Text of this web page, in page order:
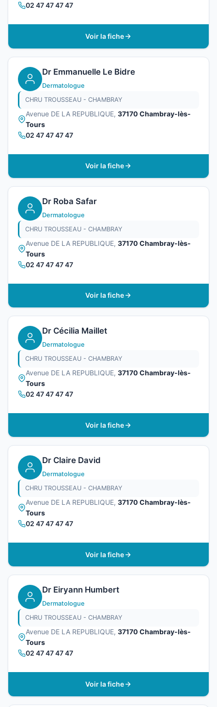
02 47 47 47 47
Voir la fiche
Dr Emmanuelle Le Bidre
Dermatologue
CHRU TROUSSEAU - CHAMBRAY
Avenue DE LA REPUBLIQUE, 37170 Chambray-lès-
Tours
02 47 47 47 47
Voir la fiche
Dr Roba Safar
Dermatologue
CHRU TROUSSEAU - CHAMBRAY
Avenue DE LA REPUBLIQUE, 37170 Chambray-lès-
Tours
02 47 47 47 47
Voir la fiche
Dr Cécilia Maillet
Dermatologue
CHRU TROUSSEAU - CHAMBRAY
Avenue DE LA REPUBLIQUE, 37170 Chambray-lès-
Tours
02 47 47 47 47
Voir la fiche
Dr Claire David
Dermatologue
CHRU TROUSSEAU - CHAMBRAY
Avenue DE LA REPUBLIQUE, 37170 Chambray-lès-
Tours
02 47 47 47 47
Voir la fiche
Dr Eiryann Humbert
Dermatologue
CHRU TROUSSEAU - CHAMBRAY
Avenue DE LA REPUBLIQUE, 37170 Chambray-lès-
Tours
02 47 47 47 47
Voir la fiche